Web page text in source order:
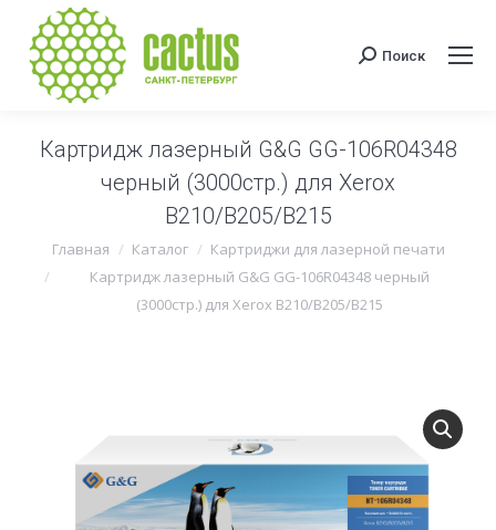
Поиск:
Поиск
Картридж лазерный G&G GG-106R04348
черный (3000стр.) для Xerox
B210/B205/B215
Вы здесь:
Главная Каталог
Картриджи для лазерной печати
Картридж лазерный G&G GG-106R04348 черный
(3000стр.) для Xerox B210/B205/B215